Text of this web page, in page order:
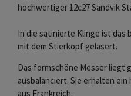
hochwertiger 12c27 Sandvik
In die satinierte Klinge ist das
mit dem Stierkopf gelasert.
Das formschöne Messer liegt
ausbalanciert. Sie erhalten
aus Frankreich.